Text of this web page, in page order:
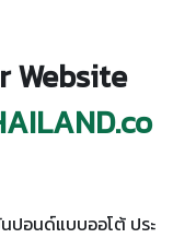
Website
ปอนด์แบบออโต้ ประ